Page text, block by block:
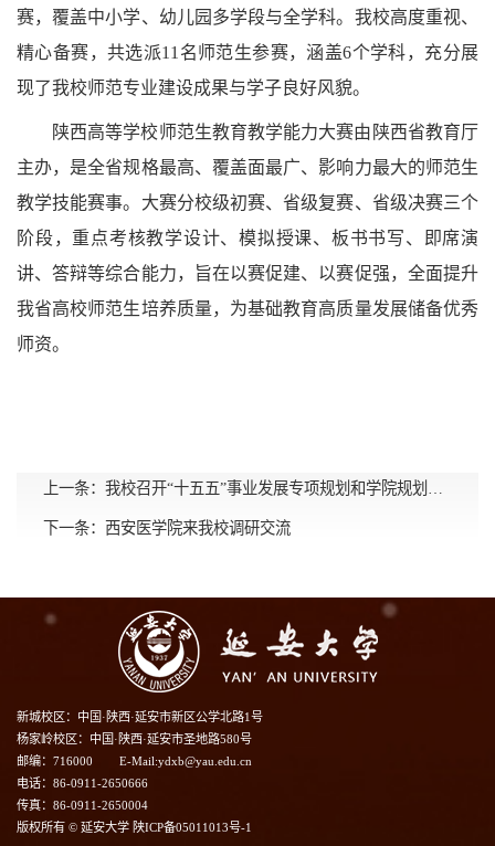
赛，覆盖中小学、幼儿园多学段与全学科。我校高度重视、
精心备赛，共选派11名师范生参赛，涵盖6个学科，充分展
现了我校师范专业建设成果与学子良好风貌。
陕西高等学校师范生教育教学能力大赛由陕西省教育厅
主办，是全省规格最高、覆盖面最广、影响力最大的师范生
教学技能赛事。大赛分校级初赛、省级复赛、省级决赛三个
阶段，重点考核教学设计、模拟授课、板书书写、即席演
讲、答辩等综合能力，旨在以赛促建、以赛促强，全面提升
我省高校师范生培养质量，为基础教育高质量发展储备优秀
师资。
上一条：
下一条： 西安医学院来我校调研交流
新城校区：中国·陕西·延安市新区公学北路1号
杨家岭校区：中国·陕西·延安市圣地路580号
邮编：716000
E-Mail:ydxb@yau.edu.cn
电话：86-0911-2650666
传真：86-0911-2650004
版权所有 © 延安大学 陕ICP备05011013号-1